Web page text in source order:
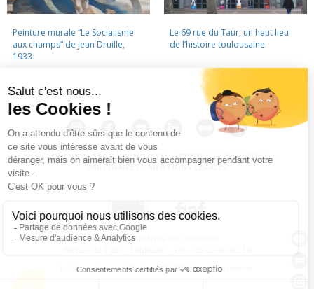
Peinture murale “Le Socialisme
aux champs” de Jean Druille,
1933
Le 69 rue du Taur, un haut lieu
de l’histoire toulousaine
LA CINÉMATHÈQUE CONTACTS · LETTRE D'INFORMATION
PARTENAIRES · MENTIONS LÉGALES
La Cinémathèque de Toulouse
La Cinémathèque de Toulouse © 2015. Tous droits réservés.